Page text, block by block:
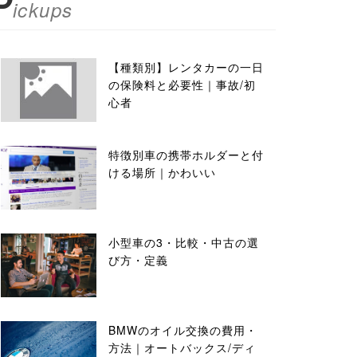
ickups
【種類別】レンタカーの一日
の保険料と必要性｜事故/初
心者
特徴別車の携帯ホルダーと付
ける場所｜かわいい
小型車の3・比較・中古の選
び方・定義
BMWのオイル交換の費用・
方法｜オートバックス/ディ